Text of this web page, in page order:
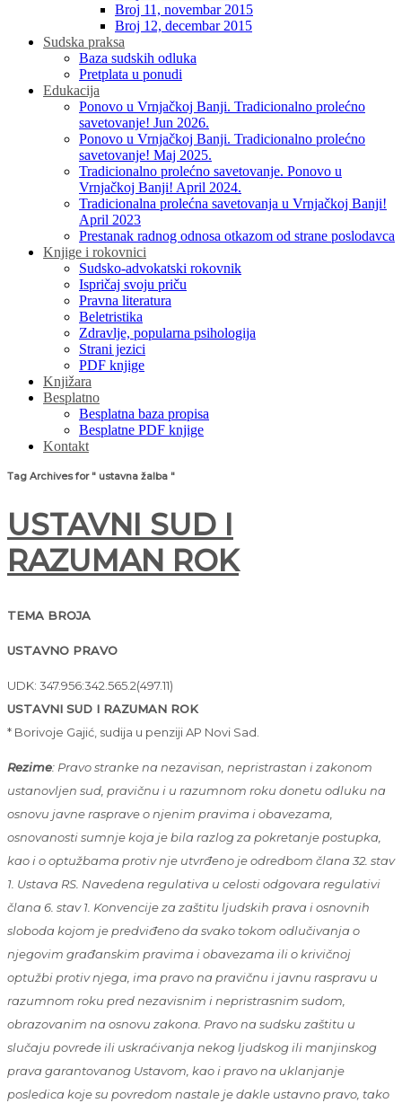
Broj 11, novembar 2015
Broj 12, decembar 2015
Sudska praksa
Baza sudskih odluka
Pretplata u ponudi
Edukacija
Ponovo u Vrnjačkoj Banji. Tradicionalno prolećno
savetovanje! Jun 2026.
Ponovo u Vrnjačkoj Banji. Tradicionalno prolećno
savetovanje! Maj 2025.
Tradicionalno prolećno savetovanje. Ponovo u
Vrnjačkoj Banji! April 2024.
Tradicionalna prolećna savetovanja u Vrnjačkoj Banji!
April 2023
Prestanak radnog odnosa otkazom od strane poslodavca
Knjige i rokovnici
Sudsko-advokatski rokovnik
Ispričaj svoju priču
Pravna literatura
Beletristika
Zdravlje, popularna psihologija
Strani jezici
PDF knjige
Knjižara
Besplatno
Besplatna baza propisa
Besplatne PDF knjige
Kontakt
Tag Archives for " ustavna žalba "
USTAVNI SUD I
RAZUMAN ROK
TEMA BROJA
USTAVNO PRAVO
UDK: 347.956:342.565.2(497.11)
USTAVNI SUD I RAZUMAN ROK
* Borivoje Gajić, sudija u penziji AP Novi Sad.
Rezime: Pravo stranke na nezavisan, nepristrastan i zakonom
ustanovljen sud, pravičnu i u razumnom roku donetu odluku na
osnovu javne rasprave o njenim pravima i obavezama,
osnovanosti sumnje koja je bila razlog za pokretanje postupka,
kao i o optužbama protiv nje utvrđeno je odredbom člana 32. stav
1. Ustava RS. Navedena regulativa u celosti odgovara regulativi
člana 6. stav 1. Konvencije za zaštitu ljudskih prava i osnovnih
sloboda kojom je predviđeno da svako tokom odlučivanja o
njegovim građanskim pravima i obavezama ili o krivičnoj
optužbi protiv njega, ima pravo na pravičnu i javnu raspravu u
razumnom roku pred nezavisnim i nepristrasnim sudom,
obrazovanim na osnovu zakona. Pravo na sudsku zaštitu u
slučaju povrede ili uskraćivanja nekog ljudskog ili manjinskog
prava garantovanog Ustavom, kao i pravo na uklanjanje
posledica koje su povredom nastale je dakle ustavno pravo, tako